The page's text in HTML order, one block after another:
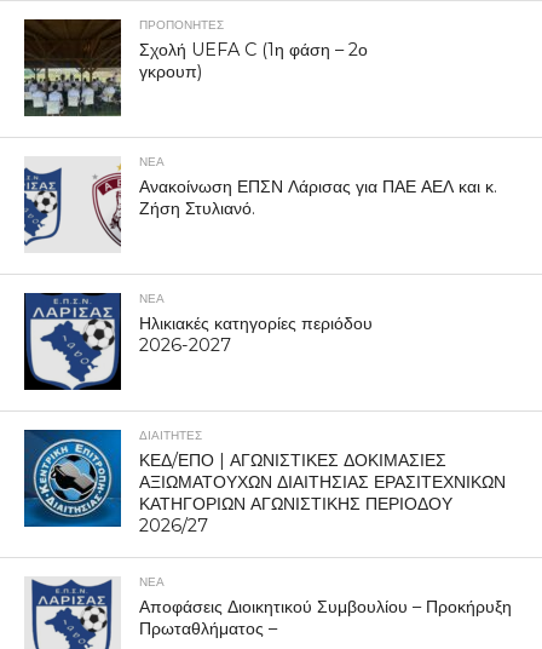
ΠΡΟΠΟΝΗΤΈΣ
Σχολή UEFA C (1η φάση – 2ο
γκρουπ)
ΝΕΑ
Ανακοίνωση ΕΠΣΝ Λάρισας για ΠΑΕ ΑΕΛ και κ.
Ζήση Στυλιανό.
ΝΕΑ
Ηλικιακές κατηγορίες περιόδου
2026-2027
ΔΙΑΙΤΗΤΕΣ
ΚΕΔ/ΕΠΟ | ΑΓΩΝΙΣΤΙΚΕΣ ΔΟΚΙΜΑΣΙΕΣ
ΑΞΙΩΜΑΤΟΥΧΩΝ ΔΙΑΙΤΗΣΙΑΣ ΕΡΑΣΙΤΕΧΝΙΚΩΝ
ΚΑΤΗΓΟΡΙΩΝ ΑΓΩΝΙΣΤΙΚΗΣ ΠΕΡΙΟΔΟΥ
2026/27
ΝΕΑ
Αποφάσεις Διοικητικού Συμβουλίου – Προκήρυξη
Πρωταθλήματος –